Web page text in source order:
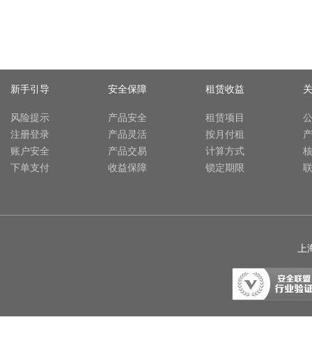
新手引导
风险提示
注册登录
账户安全
下单支付
安全保障
产品安全
产品灵活
产品交易
收益保障
租赁收益
租赁项目
按月付租
计算方式
锁定期限